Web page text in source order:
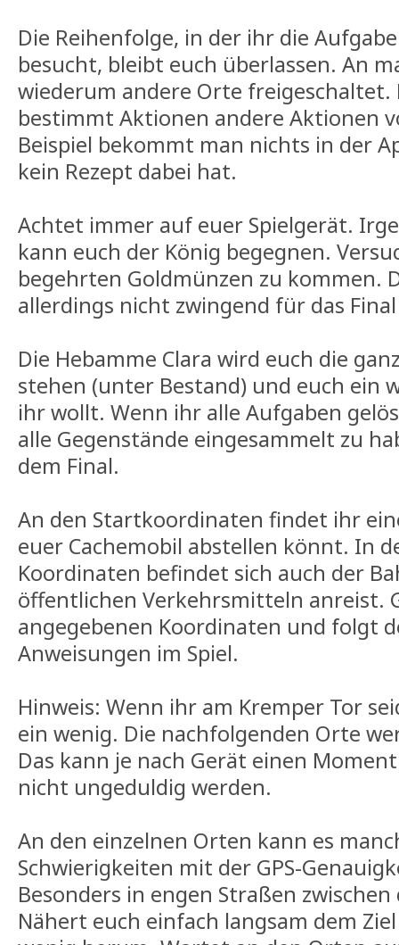
Die Reihenfolge, in der ihr die
besucht, bleibt euch überlassen. An
wiederum andere Orte freigeschaltet.
bestimmt Aktionen andere Aktionen
Beispiel bekommt man nichts in der
kein Rezept dabei hat.
Achtet immer auf euer Spielgerät.
kann euch der König begegnen.
begehrten Goldmünzen zu kommen.
allerdings nicht zwingend für das
Die Hebamme Clara wird euch die
stehen (unter Bestand) und euch ein
ihr wollt. Wenn ihr alle Aufgaben
alle Gegenstände eingesammelt zu
dem Final.
An den Startkoordinaten findet ihr
euer Cachemobil abstellen könnt. In
Koordinaten befindet sich auch der
öffentlichen Verkehrsmitteln anreist.
angegebenen Koordinaten und folgt
Anweisungen im Spiel.
Hinweis: Wenn ihr am Kremper Tor
ein wenig. Die nachfolgenden Orte
Das kann je nach Gerät einen
nicht ungeduldig werden.
An den einzelnen Orten kann es
Schwierigkeiten mit der GPS-
Besonders in engen Straßen
Nähert euch einfach langsam dem